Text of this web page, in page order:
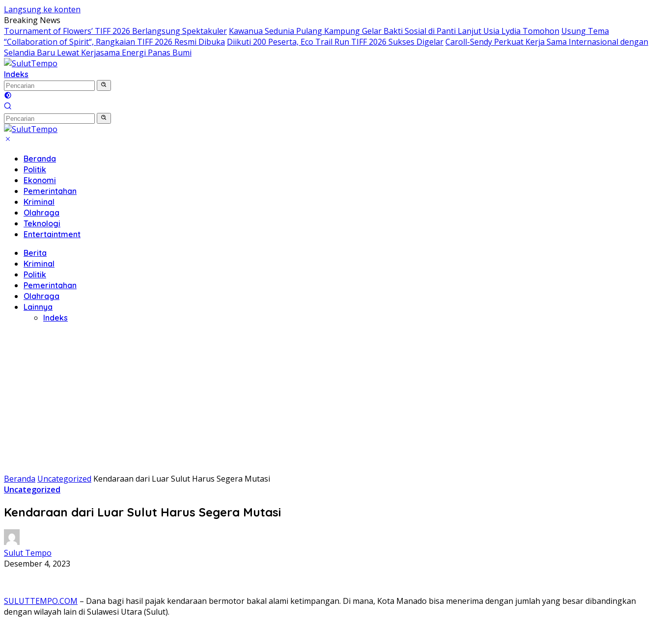
Langsung ke konten
Breaking News
Tournament of Flowers’ TIFF 2026 Berlangsung Spektakuler Kawanua Sedunia Pulang Kampung Gelar Bakti Sosial di Panti Lanjut Usia Lydia Tomohon Usung Tema
“Collaboration of Spirit“, Rangkaian TIFF 2026 Resmi Dibuka Diikuti 200 Peserta, Eco Trail Run TIFF 2026 Sukses DigelarCaroll-Sendy Perkuat Kerja Sama Internasional dengan
Selandia Baru Lewat Kerjasama Energi Panas Bumi
Indeks
Beranda
Politik
Ekonomi
Pemerintahan
Kriminal
Olahraga
Teknologi
Entertaintment
Berita
Kriminal
Politik
Pemerintahan
Olahraga
Lainnya
Indeks
Beranda Uncategorized Kendaraan dari Luar Sulut Harus Segera Mutasi
Uncategorized
Kendaraan dari Luar Sulut Harus Segera Mutasi
Sulut Tempo
Desember 4, 2023
SULUTTEMPO.COM – Dana bagi hasil pajak kendaraan bermotor bakal alami ketimpangan. Di mana, Kota Manado bisa menerima dengan jumlah yang besar dibandingkan
dengan wilayah lain di Sulawesi Utara (Sulut).